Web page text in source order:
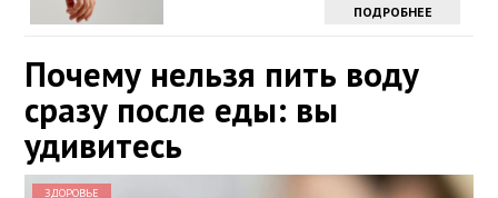
ПОДРОБНЕЕ
Почему нельзя пить воду
сразу после еды: вы
удивитесь
ЗДОРОВЬЕ